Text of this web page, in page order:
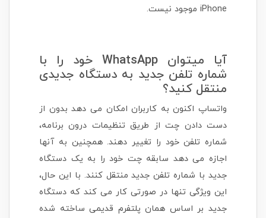
iPhone موجود نیست.
آیا میتوان WhatsApp خود را با
شماره تلفن جدید به دستگاه جدیدی
منتقل کنید؟
واتساپ اکنون به کاربران امکان می دهد بدون از
دست دادن چت از طریق تنظیمات درون برنامه،
شماره تلفن خود را تغییر دهند. همچنین به آنها
اجازه می دهد سابقه چت خود را به یک دستگاه
جدید با شماره تلفن جدید منتقل کنند. با این حال،
این ویژگی تنها در صورتی کار می کند که دستگاه
جدید بر اساس همان پلتفرم قدیمی ساخته شده